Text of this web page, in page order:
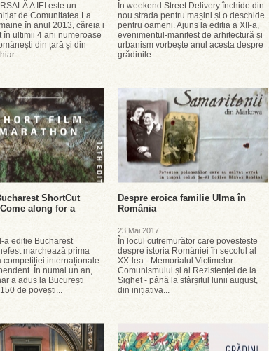
A IEI este un
de Comunitatea La
în anul 2013, căreia i
în ultimii 4 ani numeroase
din țară și din
În weekend Street Delivery închide din
nou strada pentru mașini și o deschide
pentru oameni. Ajuns la ediția a XII-a,
evenimentul-manifest de arhitectură și
urbanism vorbește anul acesta despre
grădinile...
ShortCut
along for a
a ediție Bucharest
marchează prima
competiției internaționale
În numai un an,
a adus la București
de povești...
Despre eroica familie Ulma în
România
23 Mai 2017
În locul cutremurător care povestește
despre istoria României în secolul al
XX-lea - Memorialul Victimelor
Comunismului și al Rezistenței de la
Sighet - până la sfârșitul lunii august,
din inițiativa...